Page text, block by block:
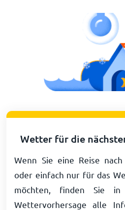
Wetter für die
Wenn Sie eine Reise
oder einfach nur für das
möchten, finden Sie
Wettervorhersage alle